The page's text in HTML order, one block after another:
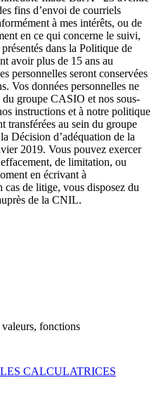
fins d’envoi de courriels
à mes intérêts, ou de
en ce qui concerne le suivi,
dans la Politique de
avoir plus de 15 ans au
personnelles seront conservées
Vos données personnelles ne
du groupe CASIO et nos sous-
instructions et à notre politique
transférées au sein du groupe
Décision d’adéquation de la
2019. Vous pouvez exercer
de limitation, ou
en écrivant à
cas de litige, vous disposez du
de la CNIL.
fonctions
CALCULATRICES